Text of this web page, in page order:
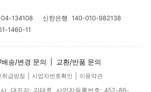
04-134108 신한은행 140-010-982138
1460-11
송/변경 문의 교환/반품 문의
급방침 사업자번호확인 이용약관
사 대표자: 김태효 사업자등록번호: 452-86-